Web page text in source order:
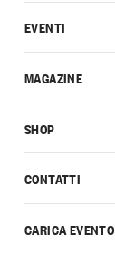
CONTATTI
CARICA EVENTO
EVENTI
MAGAZINE
SHOP